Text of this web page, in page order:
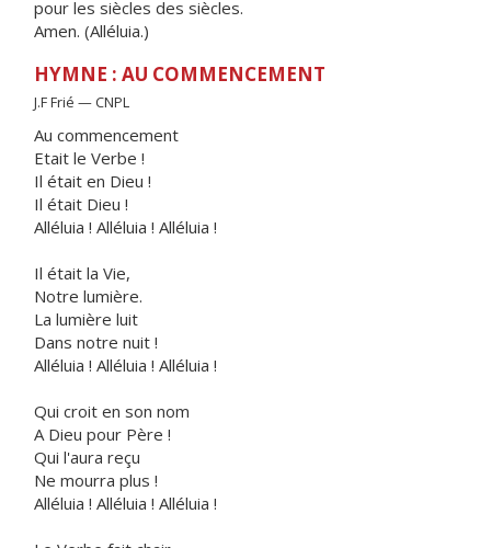
pour les siècles des siècles.
Amen. (Alléluia.)
HYMNE : AU COMMENCEMENT
J.F Frié — CNPL
Au commencement
Etait le Verbe !
Il était en Dieu !
Il était Dieu !
Alléluia ! Alléluia ! Alléluia !
Il était la Vie,
Notre lumière.
La lumière luit
Dans notre nuit !
Alléluia ! Alléluia ! Alléluia !
Qui croit en son nom
A Dieu pour Père !
Qui l'aura reçu
Ne mourra plus !
Alléluia ! Alléluia ! Alléluia !